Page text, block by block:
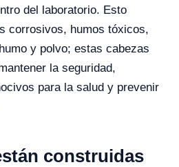
del laboratorio. Esto
corrosivos, humos tóxicos,
y polvo; estas cabezas
la seguridad,
para la salud y prevenir
construidas